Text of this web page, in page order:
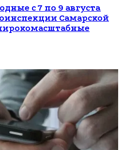
с 7 по 9 августа
Самарской